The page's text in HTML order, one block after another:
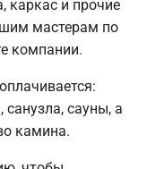
каркас и прочие
мастерам по
компании.
санузла, сауны, а
камина.